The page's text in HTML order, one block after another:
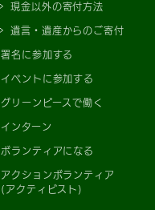
現金以外の寄付方法
遺言・遺産からのご寄付
署名に参加する
イベントに参加する
グリーンピースで働く
インターン
ボランティアになる
アクションボランティア
(アクティビスト)